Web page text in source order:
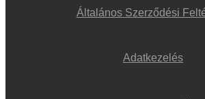
Általános Szerződési
Adatkezelés